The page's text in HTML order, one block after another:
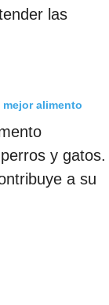
las
alimento
y gatos.
a su